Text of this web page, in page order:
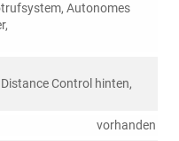
Autonomes
Control hinten,
vorhanden